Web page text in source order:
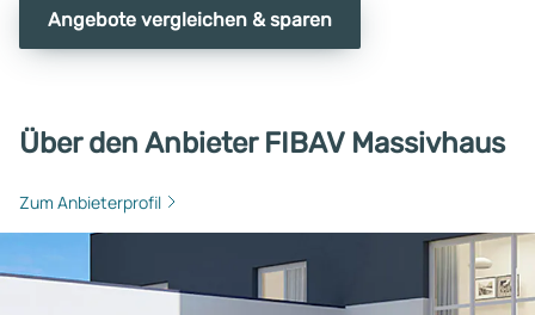
Angebote vergleichen & sparen
Über den Anbieter FIBAV Massivhaus
Zum Anbieterprofil